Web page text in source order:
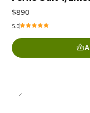
$890
5.0